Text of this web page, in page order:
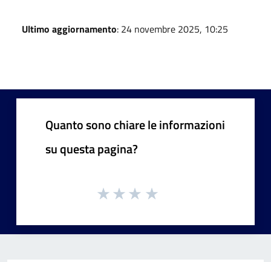
Ultimo aggiornamento: 24 novembre 2025, 10:25
Quanto sono chiare le informazioni
su questa pagina?